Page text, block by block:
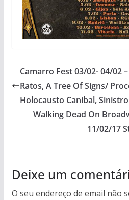
Camarro Fest 03/02- 04/02
Ratos, A Tree Of Signs/
Holocausto Canibal,
Walking Dead On
11/02/17
Deixe um
O seu endereço de email não